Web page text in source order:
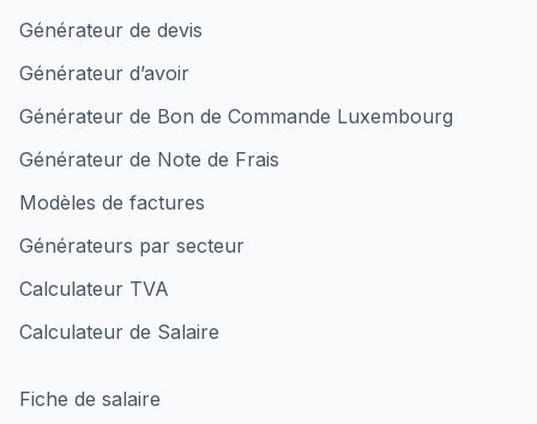
Générateur de devis
Générateur d’avoir
Générateur de Bon de Commande Luxembourg
Générateur de Note de Frais
Modèles de factures
Générateurs par secteur
Calculateur TVA
Calculateur de Salaire
Fiche de salaire